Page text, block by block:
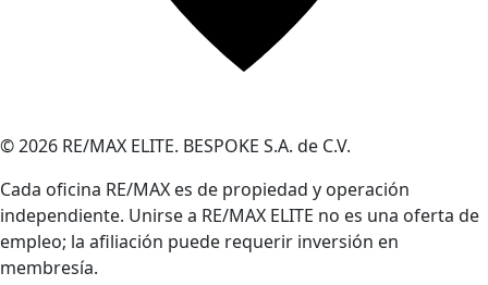
© 2026 RE/MAX ELITE. BESPOKE S.A. de C.V.
Cada oficina RE/MAX es de propiedad y operación
independiente. Unirse a RE/MAX ELITE no es una oferta de
empleo; la afiliación puede requerir inversión en
membresía.